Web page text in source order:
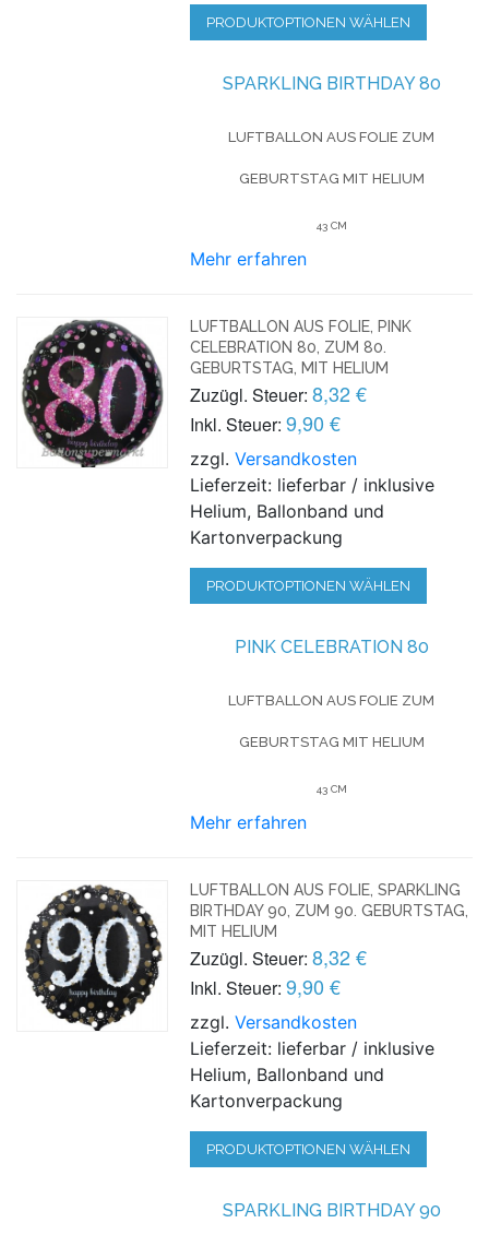
PRODUKTOPTIONEN WÄHLEN
SPARKLING BIRTHDAY 80
LUFTBALLON AUS FOLIE ZUM
GEBURTSTAG MIT HELIUM
43 CM
Mehr erfahren
LUFTBALLON AUS FOLIE, PINK
CELEBRATION 80, ZUM 80.
GEBURTSTAG, MIT HELIUM
Zuzügl. Steuer: 8,32 €
Inkl. Steuer: 9,90 €
zzgl.Versandkosten
Lieferzeit: lieferbar / inklusive
Helium, Ballonband und
Kartonverpackung
PRODUKTOPTIONEN WÄHLEN
PINK CELEBRATION 80
LUFTBALLON AUS FOLIE ZUM
GEBURTSTAG MIT HELIUM
43 CM
Mehr erfahren
LUFTBALLON AUS FOLIE, SPARKLING
BIRTHDAY 90, ZUM 90. GEBURTSTAG,
MIT HELIUM
Zuzügl. Steuer: 8,32 €
Inkl. Steuer: 9,90 €
zzgl.Versandkosten
Lieferzeit: lieferbar / inklusive
Helium, Ballonband und
Kartonverpackung
PRODUKTOPTIONEN WÄHLEN
SPARKLING BIRTHDAY 90